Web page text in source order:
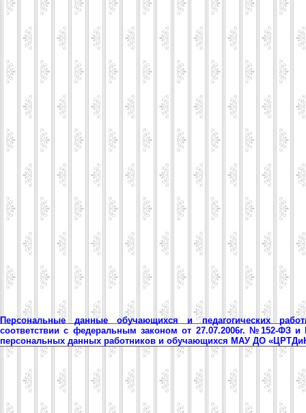
Персональные данные обучающихся и педагогических
соответствии с федеральным законом от 27.07.2006г. №152-ФЗ
персональных данных работников и обучающихся МАУ ДО